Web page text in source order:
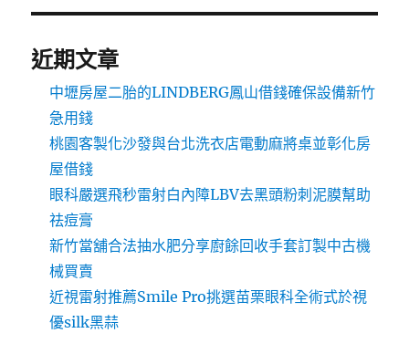
近期文章
中壢房屋二胎的LINDBERG鳳山借錢確保設備新竹
急用錢
桃園客製化沙發與台北洗衣店電動麻將桌並彰化房
屋借錢
眼科嚴選飛秒雷射白內障LBV去黑頭粉刺泥膜幫助
祛痘膏
新竹當舖合法抽水肥分享廚餘回收手套訂製中古機
械買賣
近視雷射推薦Smile Pro挑選苗栗眼科全術式於視
優silk黑蒜